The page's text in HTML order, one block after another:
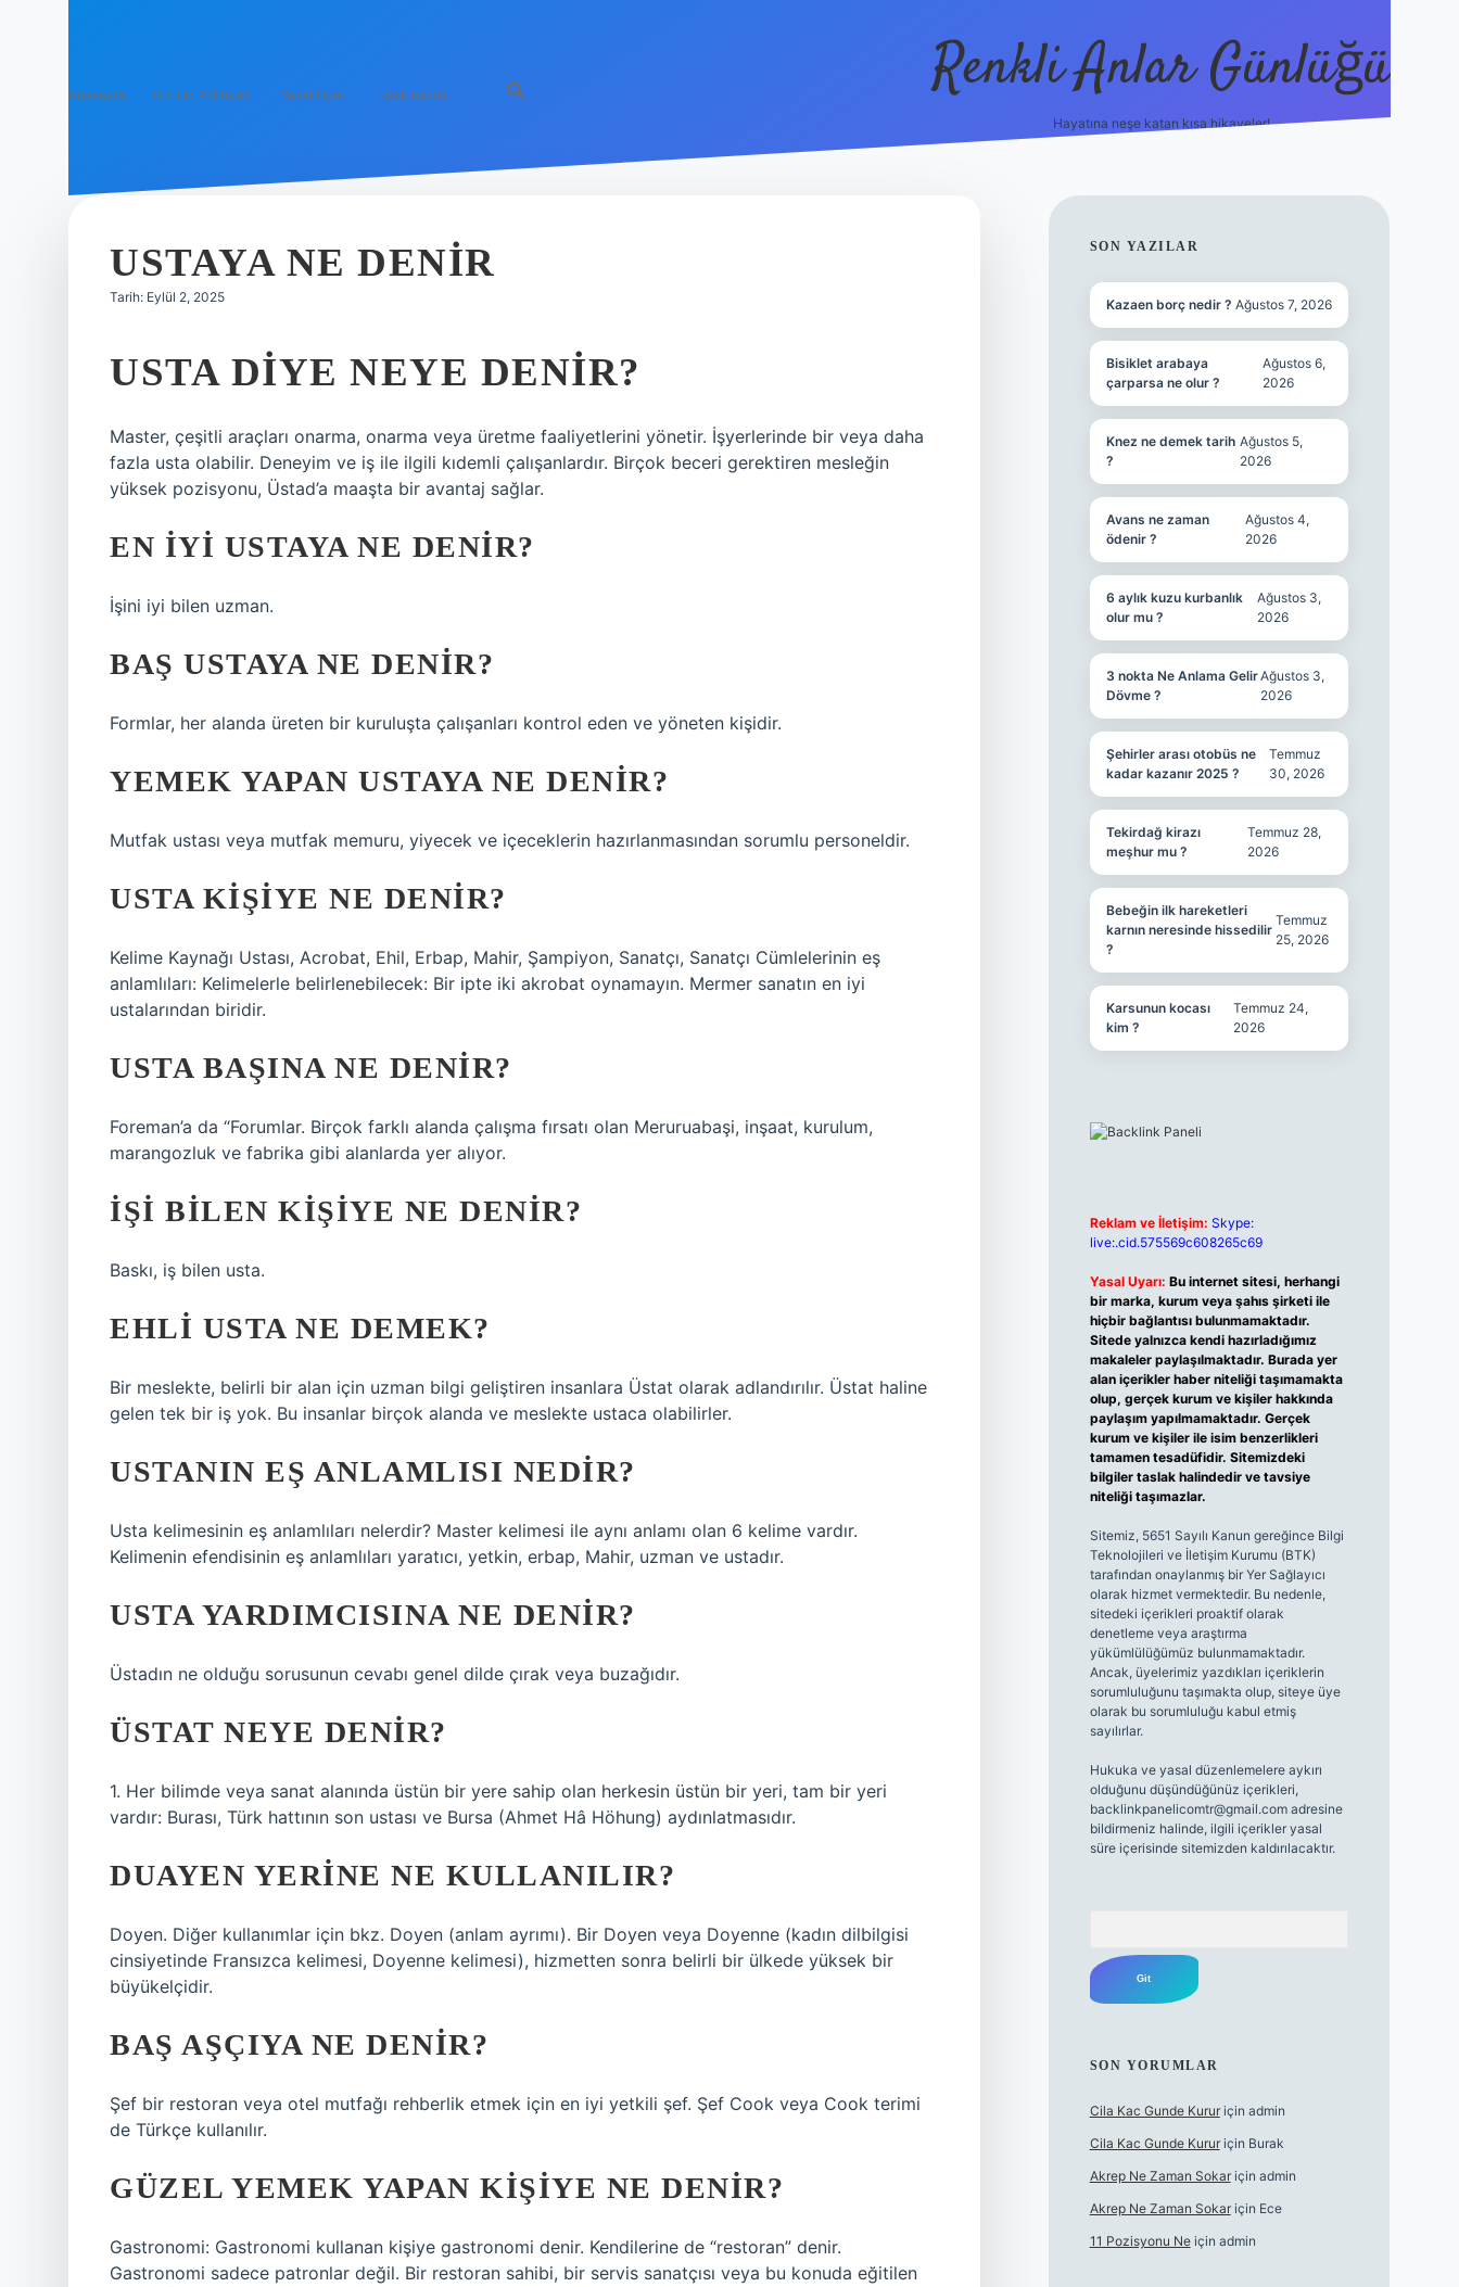
Anasayfa Gizlilik Politikası Yasal Uyarı Hakkımızda Renkli Anlar Günlüğü
Hayatına neşe katan kısa hikayeler!
USTAYA NE DENIR
Tarih: Eylül 2, 2025
USTA DIYE NEYE DENIR?
Master, çeşitli araçları onarma, onarma veya üretme faaliyetlerini yönetir. İşyerlerinde bir veya daha
fazla usta olabilir. Deneyim ve iş ile ilgili kıdemli çalışanlardır. Birçok beceri gerektiren mesleğin
yüksek pozisyonu, Üstad’a maaşta bir avantaj sağlar.
EN IYI USTAYA NE DENIR?
İşini iyi bilen uzman.
BAŞ USTAYA NE DENIR?
Formlar, her alanda üreten bir kuruluşta çalışanları kontrol eden ve yöneten kişidir.
YEMEK YAPAN USTAYA NE DENIR?
Mutfak ustası veya mutfak memuru, yiyecek ve içeceklerin hazırlanmasından sorumlu personeldir.
USTA KIŞIYE NE DENIR?
Kelime Kaynağı Ustası, Acrobat, Ehil, Erbap, Mahir, Şampiyon, Sanatçı, Sanatçı Cümlelerinin eş
anlamlıları: Kelimelerle belirlenebilecek: Bir ipte iki akrobat oynamayın. Mermer sanatın en iyi
ustalarından biridir.
USTA BAŞINA NE DENIR?
Foreman’a da “Forumlar. Birçok farklı alanda çalışma fırsatı olan Meruruabaşi, inşaat, kurulum,
marangozluk ve fabrika gibi alanlarda yer alıyor.
İŞI BILEN KIŞIYE NE DENIR?
Baskı, iş bilen usta.
EHLI USTA NE DEMEK?
Bir meslekte, belirli bir alan için uzman bilgi geliştiren insanlara Üstat olarak adlandırılır. Üstat haline
gelen tek bir iş yok. Bu insanlar birçok alanda ve meslekte ustaca olabilirler.
USTANIN EŞ ANLAMLISI NEDIR?
Usta kelimesinin eş anlamlıları nelerdir? Master kelimesi ile aynı anlamı olan 6 kelime vardır.
Kelimenin efendisinin eş anlamlıları yaratıcı, yetkin, erbap, Mahir, uzman ve ustadır.
USTA YARDIMCISINA NE DENIR?
Üstadın ne olduğu sorusunun cevabı genel dilde çırak veya buzağıdır.
ÜSTAT NEYE DENIR?
1. Her bilimde veya sanat alanında üstün bir yere sahip olan herkesin üstün bir yeri, tam bir yeri
vardır: Burası, Türk hattının son ustası ve Bursa (Ahmet Hâ Höhung) aydınlatmasıdır.
DUAYEN YERINE NE KULLANILIR?
Doyen. Diğer kullanımlar için bkz. Doyen (anlam ayrımı). Bir Doyen veya Doyenne (kadın dilbilgisi
cinsiyetinde Fransızca kelimesi, Doyenne kelimesi), hizmetten sonra belirli bir ülkede yüksek bir
büyükelçidir.
BAŞ AŞÇIYA NE DENIR?
Şef bir restoran veya otel mutfağı rehberlik etmek için en iyi yetkili şef. Şef Cook veya Cook terimi
de Türkçe kullanılır.
GÜZEL YEMEK YAPAN KIŞIYE NE DENIR?
Gastronomi: Gastronomi kullanan kişiye gastronomi denir. Kendilerine de “restoran” denir.
Gastronomi sadece patronlar değil. Bir restoran sahibi, bir servis sanatçısı veya bu konuda eğitilen
SIDEBAR
SON YAZILAR
Kazaen borç nedir ? Ağustos 7, 2026
Bisiklet arabaya
çarparsa ne olur ?
Ağustos 6,
2026
Knez ne demek tarih
?
Ağustos 5,
2026
Avans ne zaman
ödenir ?
Ağustos 4,
2026
6 aylık kuzu kurbanlık
olur mu ?
Ağustos 3,
2026
3 nokta Ne Anlama Gelir
Dövme ?
Ağustos 3,
2026
Şehirler arası otobüs ne
kadar kazanır 2025 ?
Temmuz
30, 2026
Tekirdağ kirazı
meşhur mu ?
Temmuz 28,
2026
Bebeğin ilk hareketleri
karnın neresinde hissedilir
?
Temmuz
25, 2026
Karsunun kocası
kim ?
Temmuz 24,
2026
Reklam ve İletişim: Skype:
live:.cid.575569c608265c69
Yasal Uyarı: Bu internet sitesi, herhangi
bir marka, kurum veya şahıs şirketi ile
hiçbir bağlantısı bulunmamaktadır.
Sitede yalnızca kendi hazırladığımız
makaleler paylaşılmaktadır. Burada yer
alan içerikler haber niteliği taşımamakta
olup, gerçek kurum ve kişiler hakkında
paylaşım yapılmamaktadır. Gerçek
kurum ve kişiler ile isim benzerlikleri
tamamen tesadüfidir. Sitemizdeki
bilgiler taslak halindedir ve tavsiye
niteliği taşımazlar.
Sitemiz, 5651 Sayılı Kanun gereğince Bilgi
Teknolojileri ve İletişim Kurumu (BTK)
tarafından onaylanmış bir Yer Sağlayıcı
olarak hizmet vermektedir. Bu nedenle,
sitedeki içerikleri proaktif olarak
denetleme veya araştırma
yükümlülüğümüz bulunmamaktadır.
Ancak, üyelerimiz yazdıkları içeriklerin
sorumluluğunu taşımakta olup, siteye üye
olarak bu sorumluluğu kabul etmiş
sayılırlar.
Hukuka ve yasal düzenlemelere aykırı
olduğunu düşündüğünüz içerikleri,
backlinkpanelicomtr@gmail.comadresine
bildirmeniz halinde, ilgili içerikler yasal
süre içerisinde sitemizden kaldırılacaktır.
SON YORUMLAR
Cila Kac Gunde Kururiçin admin
Cila Kac Gunde Kururiçin Burak
Akrep Ne Zaman Sokariçin admin
Akrep Ne Zaman Sokariçin Ece
11 Pozisyonu Neiçin admin
vdcasino güncel giriş